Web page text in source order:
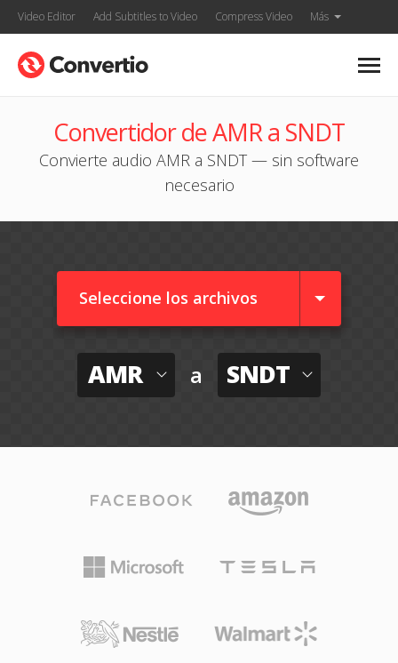
Video Editor Add Subtitles to Video Compress Video Más
Convertidor de AMR a SNDT
Convierte audio AMR a SNDT — sin software
necesario
Seleccione los archivos
AMR a SNDT